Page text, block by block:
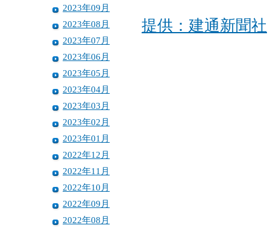
2023年09月
2023年08月
2023年07月
2023年06月
2023年05月
2023年04月
2023年03月
2023年02月
2023年01月
2022年12月
2022年11月
2022年10月
2022年09月
2022年08月
提供：建通新聞社